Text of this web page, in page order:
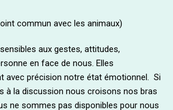
commun avec les animaux)
aux gestes, attitudes,
en face de nous. Elles
avec précision notre état émotionnel. Si
à la discussion nous croisons nos bras
ne sommes pas disponibles pour nous